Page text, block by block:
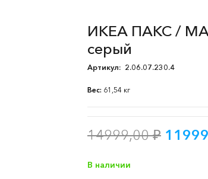
ИКЕА ПАКС /
серый
Артикул: 2.06.07.230.4
Вес: 61,54 кг
14999,00₽
В наличии